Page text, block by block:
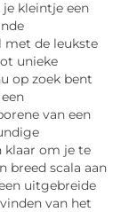
kleintje een
met de leukste
unieke
op zoek bent
van een
klaar om je te
breed scala aan
uitgebreide
van het